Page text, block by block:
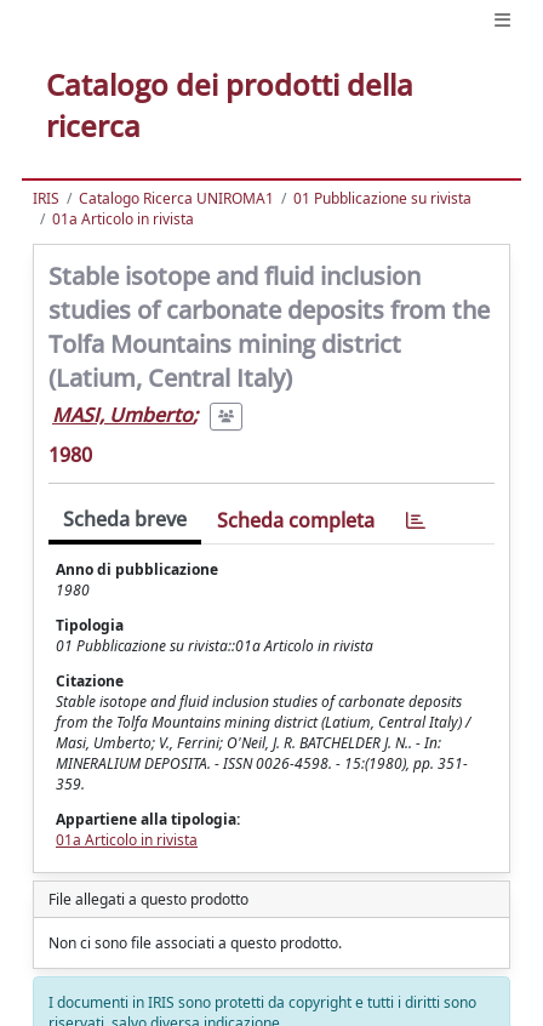
Catalogo dei prodotti della
ricerca
IRIS Catalogo Ricerca UNIROMA1
01 Pubblicazione su rivista
01a Articolo in rivista
Stable isotope and fluid inclusion
studies of carbonate deposits from the
Tolfa Mountains mining district
(Latium, Central Italy)
MASI, Umberto;
1980
Scheda breve Scheda completa
Anno di pubblicazione
1980
Tipologia
01 Pubblicazione su rivista::01a Articolo in rivista
Citazione
Stable isotope and fluid inclusion studies of carbonate deposits
from the Tolfa Mountains mining district (Latium, Central Italy) /
Masi, Umberto; V., Ferrini; O'Neil, J. R. BATCHELDER J. N.. - In:
MINERALIUM DEPOSITA. - ISSN 0026-4598. - 15:(1980), pp. 351-
359.
Appartiene alla tipologia:
01a Articolo in rivista
File allegati a questo prodotto
Non ci sono file associati a questo prodotto.
I documenti in IRIS sono protetti da copyright e tutti i diritti sono